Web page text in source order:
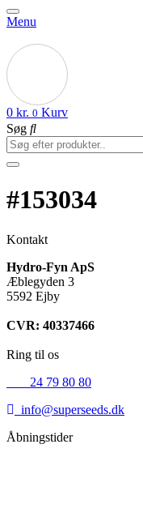
Menu
0 kr. 0 Kurv
Søg
#153034
Kontakt
Hydro-Fyn ApS
Æblegyden 3
5592 Ejby
CVR: 40337466
Ring til os
24 79 80 80
info@superseeds.dk
Åbningstider